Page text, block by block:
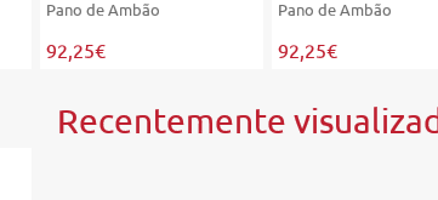
Pano de Ambão
92,25€
Pano de Ambão
92,25€
Recentemente